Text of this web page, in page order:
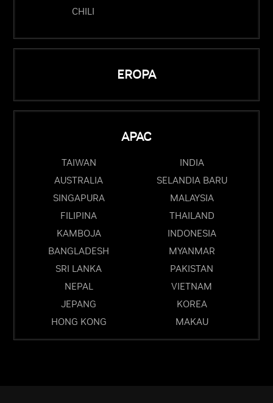
CHILI
EROPA
APAC
TAIWAN
INDIA
AUSTRALIA
SELANDIA BARU
SINGAPURA
MALAYSIA
FILIPINA
THAILAND
KAMBOJA
INDONESIA
BANGLADESH
MYANMAR
SRI LANKA
PAKISTAN
NEPAL
VIETNAM
JEPANG
KOREA
HONG KONG
MAKAU